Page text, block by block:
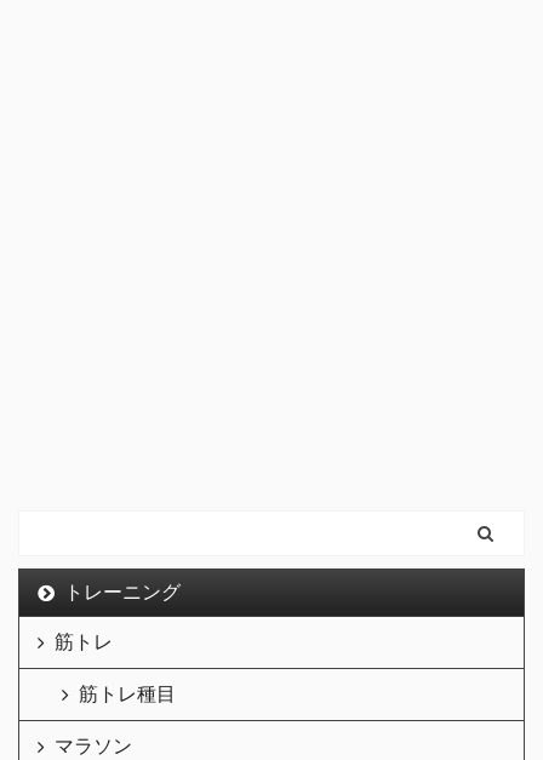
トレーニング
筋トレ
筋トレ種目
マラソン